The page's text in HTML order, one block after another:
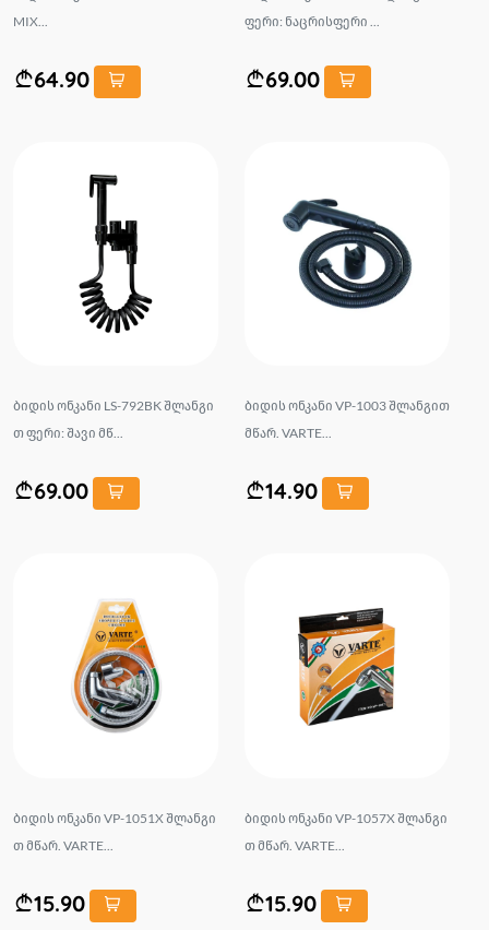
MIX...
64.90
ფერი: ნაცრისფერი ...
69.00
ბიდის ონკანი LS-792BK შლანგი
თ ფერი: შავი მწ...
69.00
ბიდის ონკანი VP-1003 შლანგით
მწარ. VARTE...
14.90
ბიდის ონკანი VP-1051X შლანგი
თ მწარ. VARTE...
15.90
ბიდის ონკანი VP-1057X შლანგი
თ მწარ. VARTE...
15.90